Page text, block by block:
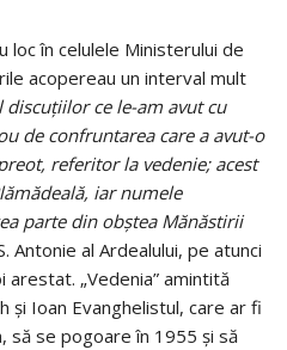
loc în celulele Ministerului de
acopereau un interval mult
discuţiilor ce le-am avut cu
de confruntarea care a avut-o
referitor la vedenie; acest
iar numele
parte din obştea Mănăstirii
Antonie al Ardealului, pe atunci
arestat. „Vedenia” amintită
şi Ioan Evanghelistul, care ar fi
să se pogoare în 1955 şi să